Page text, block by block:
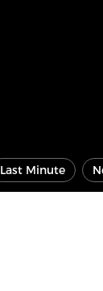
Last Minute